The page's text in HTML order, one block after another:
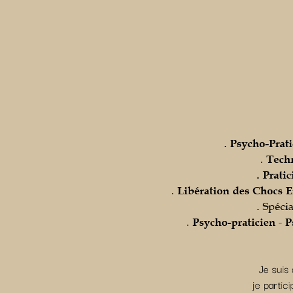
. Psycho-
.
.
. Libération des Chocs
.
. Psycho-praticien-
Je suis
je